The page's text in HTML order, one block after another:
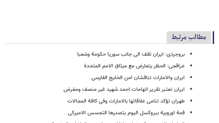
مطالب مرتبط
بروجردی: ایران تقف الی جانب سوریا حکومة وشعبا
عراقجی: الحظر یتعارض مع میثاق الامم المتحدة
ایران والامارات تناقشان امن الخلیج الفارسی
ایران تعتبر تقریر اتهامات احمد شهید غیر منصف ومغرض
طهران تؤکد تنامی علاقاتها بالامارات وفی کافة المجالات
قمة اوروبیة ببروکسل الیوم یتصدرها التجسس الامیرکی